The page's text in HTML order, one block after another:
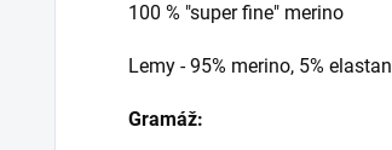
100 % "super fine" merino
Lemy - 95% merino, 5% elastan
Gramáž: